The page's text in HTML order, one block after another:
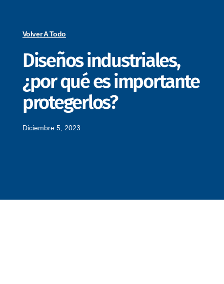
Volver A Todo
Diseños industriales,
¿por qué es importante
protegerlos?
Diciembre 5, 2023